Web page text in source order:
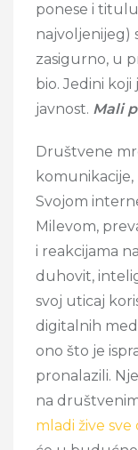
ponese i
najvoljenijeg)
zasigurno, u
bio. Jedini
javnost. Mali
Društvene
komunikacije,
Svojom
Milevom,
i reakcijama
duhovit,
svoj uticaj
digitalnih
ono što je
pronalazili.
na
mladi žive